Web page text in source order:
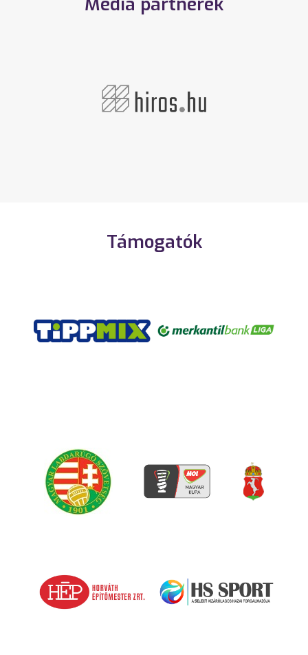
Támogatók